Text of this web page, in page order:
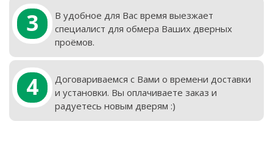
3
В удобное для Вас время выезжает
специалист для обмера Ваших дверных
проёмов.
4
Договариваемся с Вами о времени доставки
и установки. Вы оплачиваете заказ и
радуетесь новым дверям :)